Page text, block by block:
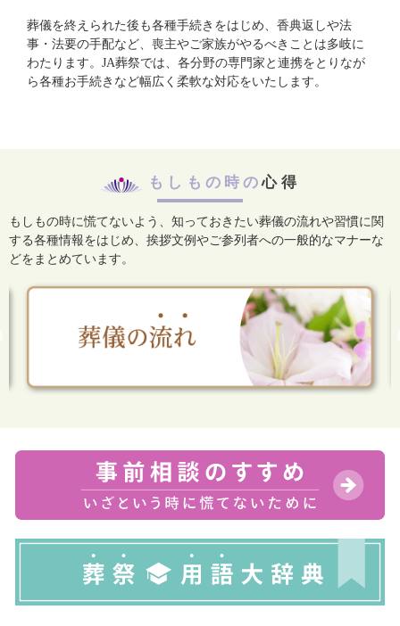
葬儀を終えられた後も各種手続きをはじめ、香典返しや法
事・法要の手配など、喪主やご家族がやるべきことは多岐に
わたります。JA葬祭では、各分野の専門家と連携をとりなが
ら各種お手続きなど幅広く柔軟な対応をいたします。
もしもの時の心得
もしもの時に慌てないよう、知っておきたい葬儀の流れや習慣に関
する各種情報をはじめ、 挨拶文例やご参列者への一般的なマナーな
どをまとめています。